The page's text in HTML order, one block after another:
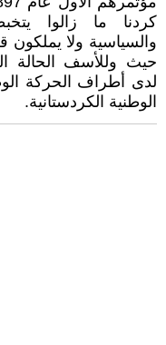
كردنا ما زالوا
والسياسية ولا
حيث وللأسف الحالة
لدى أطراف الحركة
الوطنية الكردستانية.